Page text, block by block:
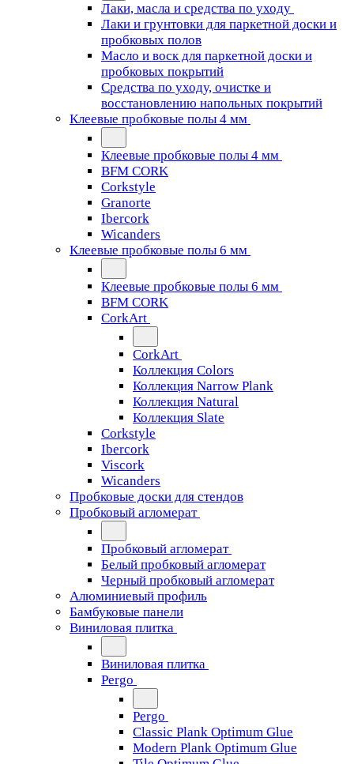
Лаки, масла и средства по уходу
Лаки и грунтовки для паркетной доски и
пробковых полов
Масло и воск для паркетной доски и
пробковых покрытий
Средства по уходу, очистке и
восстановлению напольных покрытий
Клеевые пробковые полы 4 мм
Клеевые пробковые полы 4 мм
BFM CORK
Corkstyle
Granorte
Ibercork
Wicanders
Клеевые пробковые полы 6 мм
Клеевые пробковые полы 6 мм
BFM CORK
CorkArt
CorkArt
Коллекция Colors
Коллекция Narrow Plank
Коллекция Natural
Коллекция Slate
Corkstyle
Ibercork
Viscork
Wicanders
Пробковые доски для стендов
Пробковый агломерат
Пробковый агломерат
Белый пробковый агломерат
Черный пробковый агломерат
Алюминиевый профиль
Бамбуковые панели
Виниловая плитка
Виниловая плитка
Pergo
Pergo
Classic Plank Optimum Glue
Modern Plank Optimum Glue